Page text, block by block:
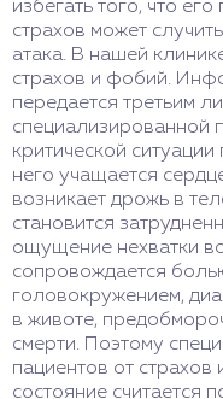
избегать того, что
страхов может
атака. В нашей
страхов и фобий.
передается третьим
специализированной
критической
него учащается
возникает дрожь в
становится
ощущение нехватки
сопровождается
головокружением,
в животе,
смерти. Поэтому
пациентов от страхов
состояние считается